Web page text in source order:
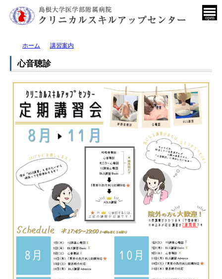
open
ホーム 講習案内
心音聴診